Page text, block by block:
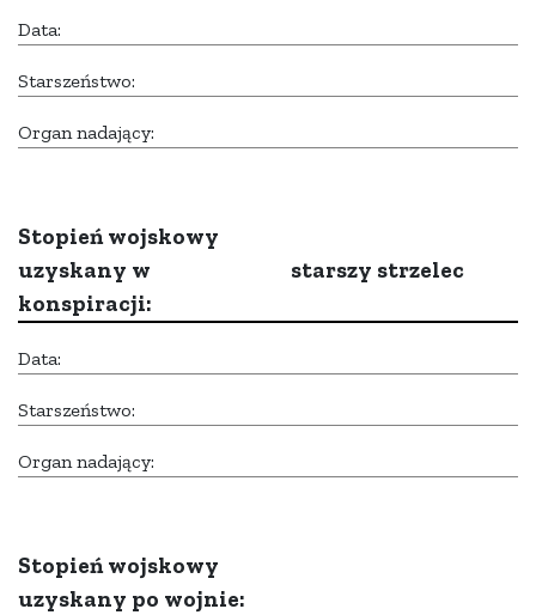
Data:
Starszeństwo:
Organ nadający:
Stopień wojskowy
uzyskany w
konspiracji:
starszy strzelec
Data:
Starszeństwo:
Organ nadający:
Stopień wojskowy
uzyskany po wojnie: